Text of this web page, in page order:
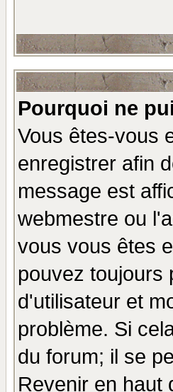
Pourquoi ne
Vous êtes-vous
enregistrer afin
message est
webmestre ou
vous vous êtes
pouvez toujours
d'utilisateur et
problème. Si
du forum; il se
Revenir en haut